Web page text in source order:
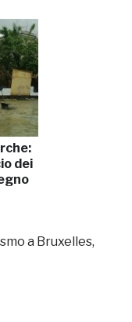
dei
a Bruxelles,